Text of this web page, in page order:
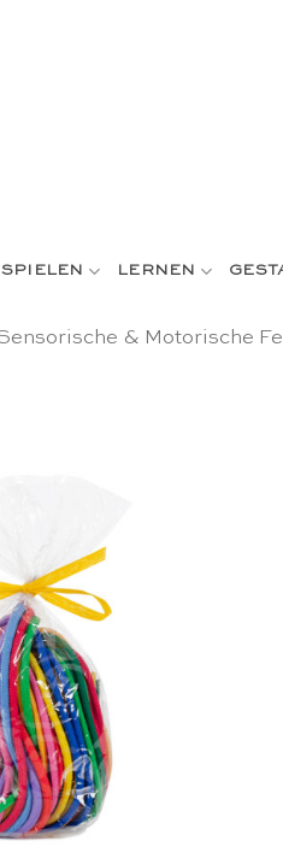
SPIELEN LERNEN
& Motorische